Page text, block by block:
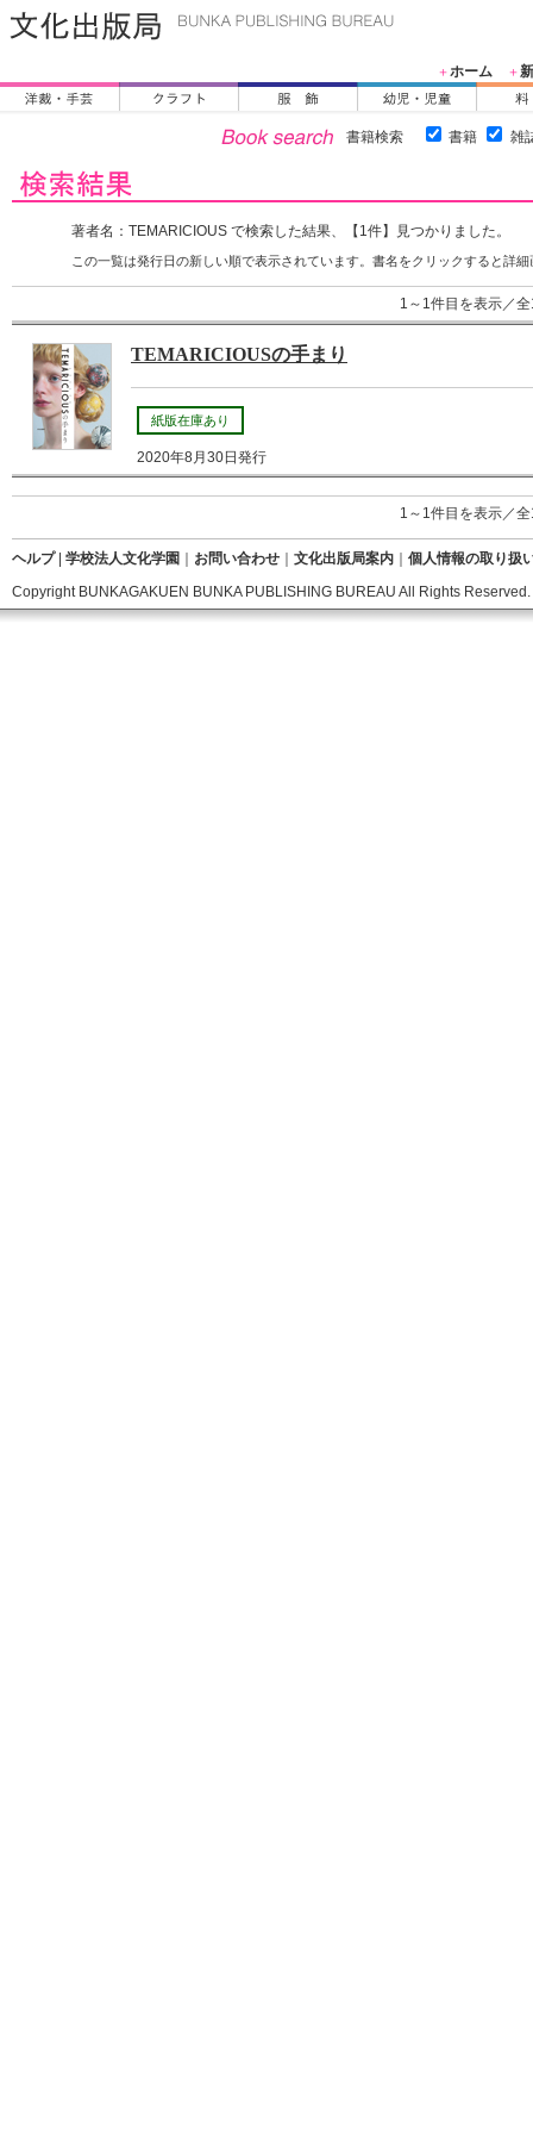
＋ホーム ＋
書籍検索 書籍 雑
著者名：TEMARICIOUS で検索した結果、【1件】見つかりました。
この一覧は発行日の新しい順で表示されています。書名をクリックすると詳
1～1件目を表示／
TEMARICIOUSの手まり
紙版在庫あり
2020年8月30日発行
1～1件目を表示／
ヘルプ| 学校法人文化学園 お問い合わせ 文化出版局案内
個人情報の取り扱
Copyright BUNKAGAKUEN BUNKA PUBLISHING BUREAU All Rights Reserved.